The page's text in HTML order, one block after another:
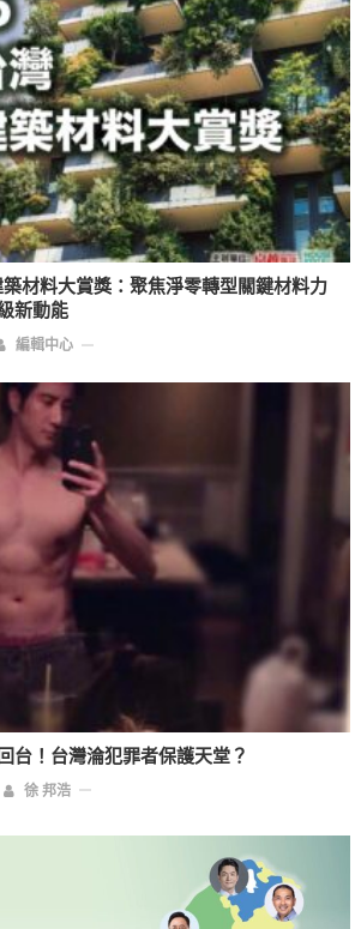
材料大賞獎：聚焦淨零轉型關鍵材料力
新動能
編輯中心
台！台灣淪犯罪者保護天堂？
徐 邦浩